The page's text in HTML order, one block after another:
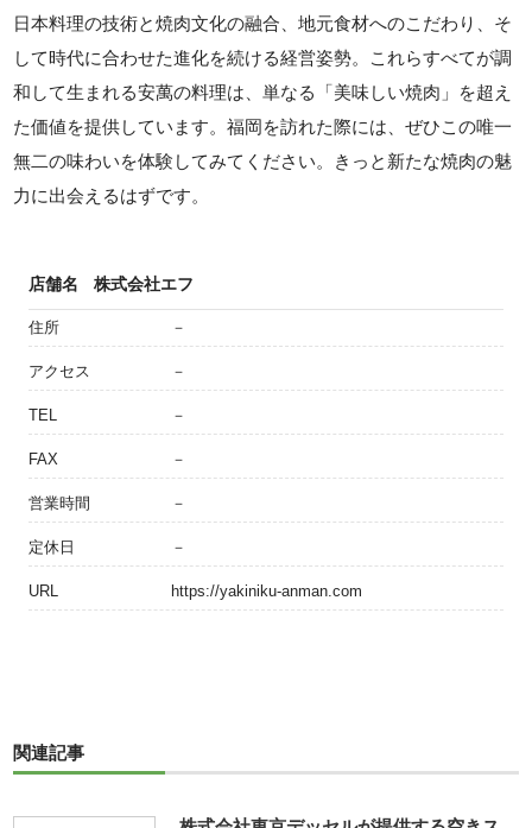
日本料理の技術と焼肉文化の融合、地元食材へのこだわり、そ
して時代に合わせた進化を続ける経営姿勢。これらすべてが調
和して生まれる安萬の料理は、単なる「美味しい焼肉」を超え
た価値を提供しています。福岡を訪れた際には、ぜひこの唯一
無二の味わいを体験してみてください。きっと新たな焼肉の魅
力に出会えるはずです。
店舗名 株式会社エフ
住所 －
アクセス －
TEL －
FAX －
営業時間 －
定休日 －
URL https://yakiniku-anman.com
関連記事